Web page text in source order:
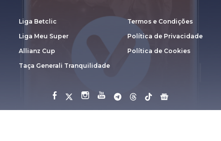
Liga Betclic
Liga Meu Super
Allianz Cup
Taça Generali Tranquilidade
Termos e Condições
Política de Privacidade
Política de Cookies